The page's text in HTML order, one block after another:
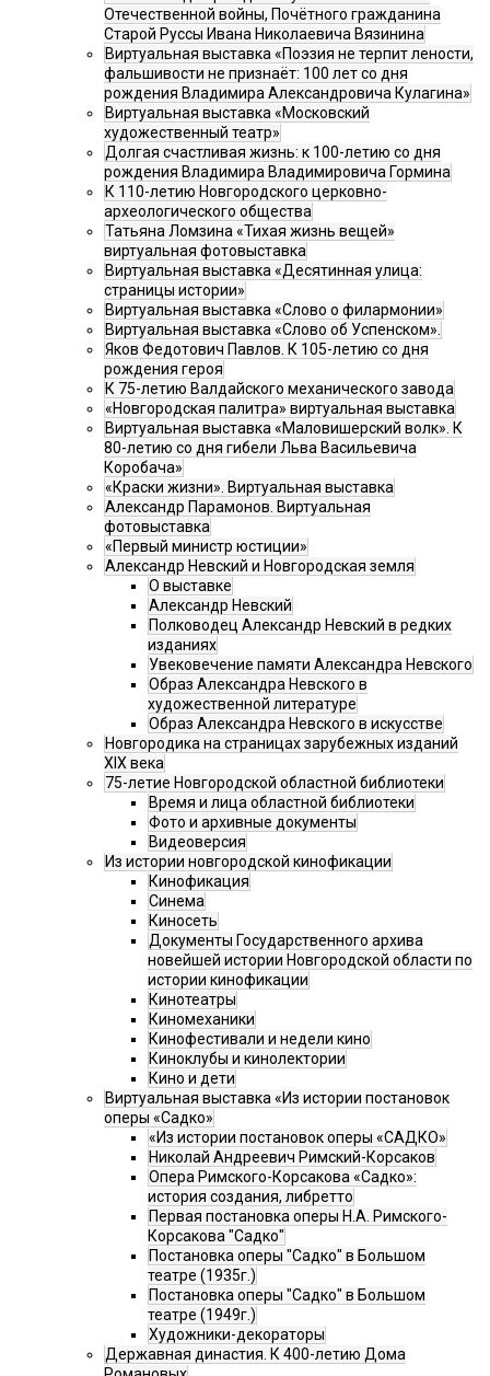
Отечественной войны, Почётного гражданина
Старой Руссы Ивана Николаевича Вязинина
Виртуальная выставка «Поэзия не терпит лености,
фальшивости не признаёт: 100 лет со дня
рождения Владимира Александровича Кулагина»
Виртуальная выставка «Московский
художественный театр»
Долгая счастливая жизнь: к 100-летию со дня
рождения Владимира Владимировича Гормина
К 110-летию Новгородского церковно-
археологического общества
Татьяна Ломзина «Тихая жизнь вещей»
виртуальная фотовыставка
Виртуальная выставка «Десятинная улица:
страницы истории»
Виртуальная выставка «Слово о филармонии»
Виртуальная выставка «Слово об Успенском».
Яков Федотович Павлов. К 105-летию со дня
рождения героя
К 75-летию Валдайского механического завода
«Новгородская палитра» виртуальная выставка
Виртуальная выставка «Маловишерский волк». К
80-летию со дня гибели Льва Васильевича
Коробача»
«Краски жизни». Виртуальная выставка
Александр Парамонов. Виртуальная
фотовыставка
«Первый министр юстиции»
Александр Невский и Новгородская земля
О выставке
Александр Невский
Полководец Александр Невский в редких
изданиях
Увековечение памяти Александра Невского
Образ Александра Невского в
художественной литературе
Образ Александра Невского в искусстве
Новгородика на страницах зарубежных изданий
XIX века
75-летие Новгородской областной библиотеки
Время и лица областной библиотеки
Фото и архивные документы
Видеоверсия
Из истории новгородской кинофикации
Кинофикация
Синема
Киносеть
Документы Государственного архива
новейшей истории Новгородской области по
истории кинофикации
Кинотеатры
Киномеханики
Кинофестивали и недели кино
Киноклубы и кинолектории
Кино и дети
Виртуальная выставка «Из истории постановок
оперы «Садко»
«Из истории постановок оперы «САДКО»
Николай Андреевич Римский-Корсаков
Опера Римского-Корсакова «Садко»:
история создания, либретто
Первая постановка оперы Н.А. Римского-
Корсакова "Садко"
Постановка оперы "Садко" в Большом
театре (1935г.)
Постановка оперы "Садко" в Большом
театре (1949г.)
Художники-декораторы
Державная династия. К 400-летию Дома